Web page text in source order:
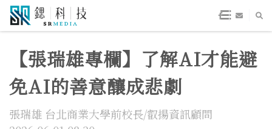
【張瑞雄專欄】了解AI才能避
免AI的善意釀成悲劇
張瑞雄 台北商業大學前校長/叡揚資訊顧問